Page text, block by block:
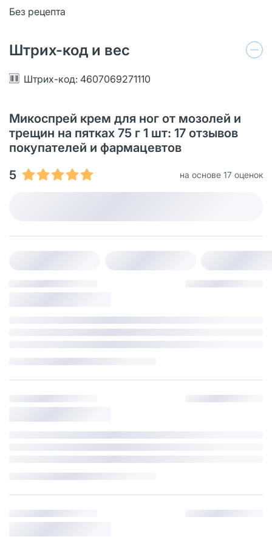
Без рецепта
Штрих-код и вес
Штрих-код: 4607069271110
Микоспрей крем для ног от мозолей и
трещин на пятках 75 г 1 шт: 17 отзывов
покупателей и фармацевтов
5
на основе 17 оценок